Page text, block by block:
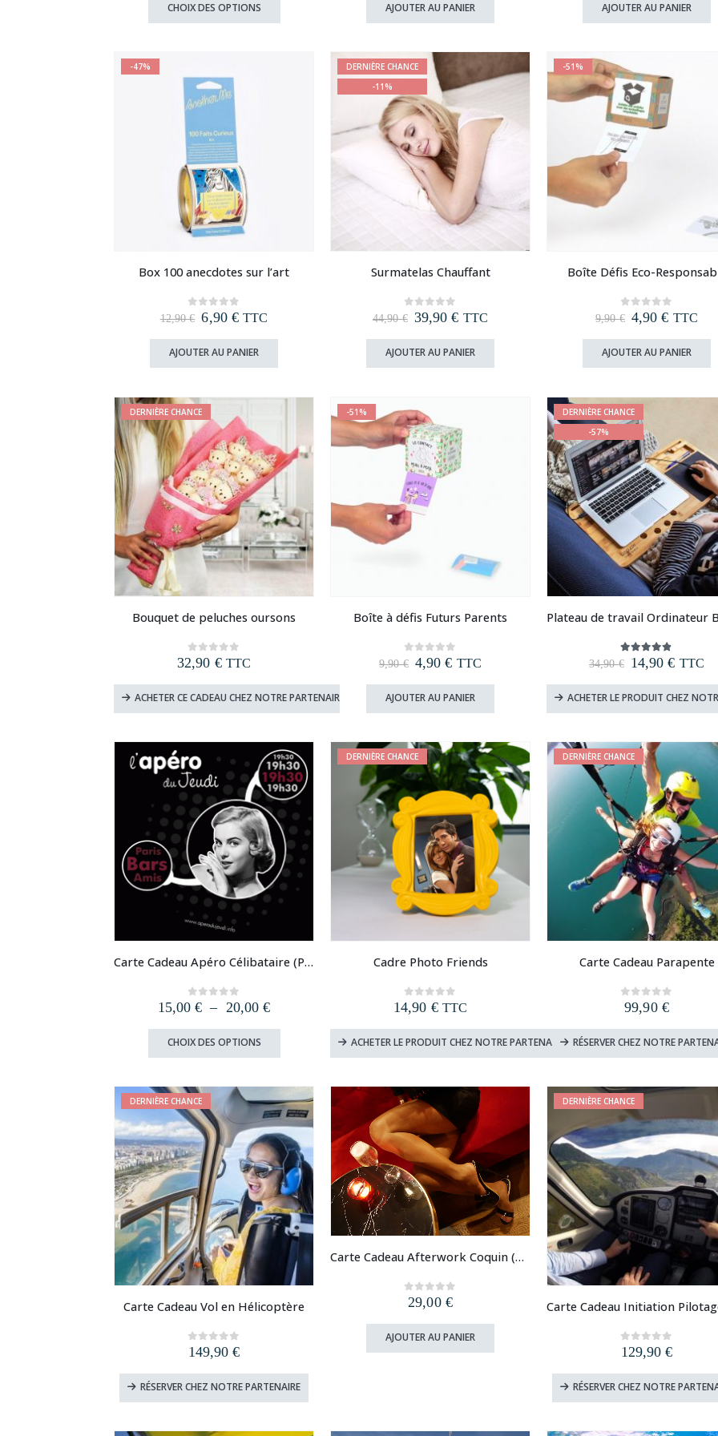
CHOIX DES OPTIONS
produit
était : est :
AJOUTER AU PANIER
était : est :
AJOUTER AU PANIER
-47%
Box 100 anecdotes sur l’art
0 out of 5
12,90€ Le
initial
était :
6,90 €Le
actuel
est :
TTC
AJOUTER AU PANIER
DERNIÈRE CHANCE
-11%
Surmatelas Chauffant
0 out of 5
44,90€ Le
initial
était :
39,90€Le
actuel
est :
TTC
AJOUTER AU PANIER
-51%
Boîte Défis Eco-
0 out of 5
9,90€ Le
initial
était :
4,90€Le
actuel
est :
TTC
AJOUTER AU PANIER
DERNIÈRE CHANCE
Bouquet de peluches oursons
0 out of 5
32,90 € TTC
ACHETER CE CADEAU CHEZ NOTRE PARTENAIRE
-51%
Boîte à défis Futurs Parents
0 out of 5
9,90€ Le
initial
était :
4,90€Le
actuel
est :
TTC
AJOUTER AU PANIER
DERNIÈRE CHANCE
-57%
4.77out of 5
34,90€ Le
initial
était :
14,90€Le
actuel
est :
TTC
ACHETER LE PRODUIT CHEZ
Carte Cadeau Apéro Célibataire (Paris, Lyon, Lille, Strasbourg, Bordeaux, Nantes, Toulouse)
0 out of 5
15,00€ – 20,00€Plage
CHOIX DES OPTIONS
produit
plusieurs
variations.
Les
options
peuvent
être
choisies
sur
la
page
du
produit
DERNIÈRE CHANCE
Cadre Photo Friends
0 out of 5
14,90 € TTC
ACHETER LE PRODUIT CHEZ NOTRE PARTENAIRE
DERNIÈRE CHANCE
Carte Cadeau Parapente
0out of 5
99,90 €
RÉSERVER CHEZ NOTRE
DERNIÈRE CHANCE
Carte Cadeau Vol en Hélicoptère
0 out of 5
149,90€
RÉSERVER CHEZ NOTRE PARTENAIRE
Carte Cadeau Afterwork Coquin (Paris, Lyon, Lille, Strasbourg)
0out of 5
29,00 €
AJOUTER AU PANIER
DERNIÈRE CHANCE
0 out of 5
129,90€
RÉSERVER CHEZ NOTRE